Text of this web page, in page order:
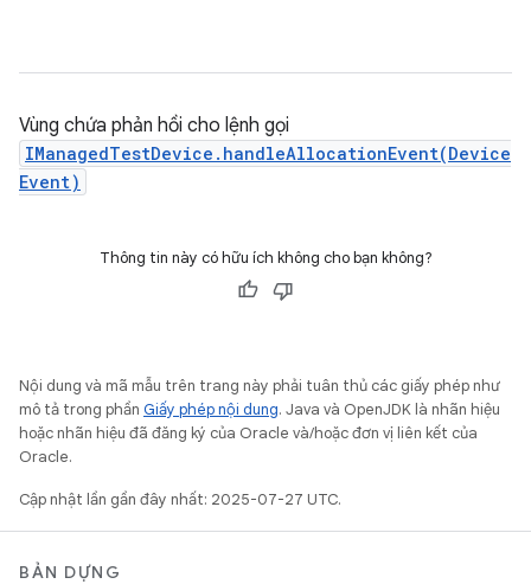
Vùng chứa phản hồi cho lệnh gọi
IManagedTestDevice.handleAllocationEvent(Device
Event)
Thông tin này có hữu ích không cho bạn không?
Nội dung và mã mẫu trên trang này phải tuân thủ các giấy phép như
mô tả trong phần Giấy phép nội dung. Java và OpenJDK là nhãn hiệu
hoặc nhãn hiệu đã đăng ký của Oracle và/hoặc đơn vị liên kết của
Oracle.
Cập nhật lần gần đây nhất: 2025-07-27 UTC.
BẢN DỰNG